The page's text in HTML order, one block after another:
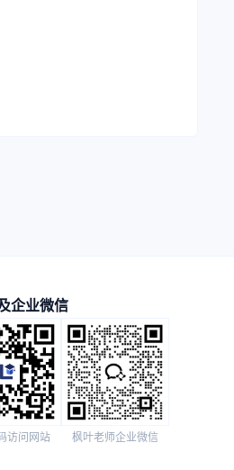
企业微信
访问网站 枫叶老师企业微信